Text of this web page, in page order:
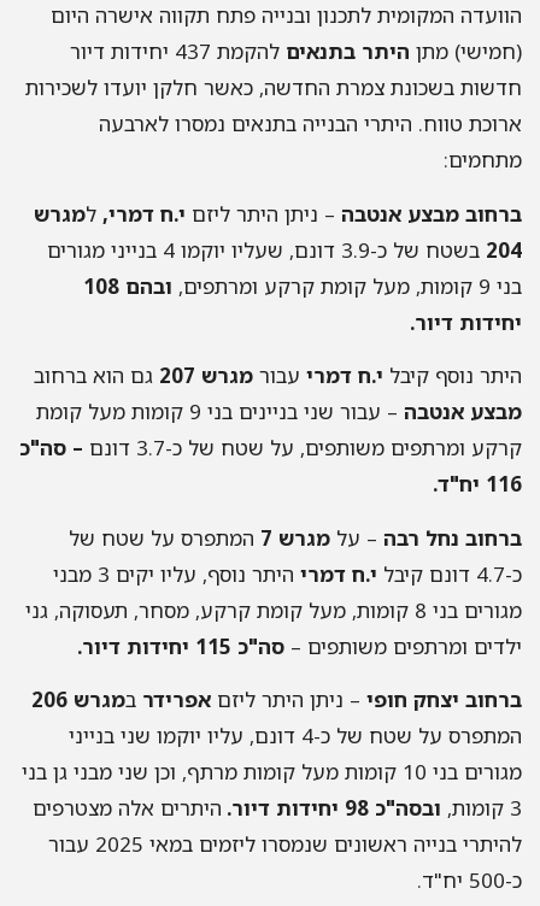
הוועדה המקומית לתכנון ובנייה פתח תקווה אישרה היום
(חמישי) מתן היתר בתנאים
להקמת 437 יחידות דיור
חדשות בשכונת צמרת החדשה, כאשר חלקן יועדו לשכירות
ארוכת טווח. היתרי הבנייה בתנאים נמסרו לארבעה
מתחמים:
ברחוב מבצע אנטבה – ניתן היתר ליזם י.ח דמרי, למגרש
204
בשטח של כ-3.9 דונם, שעליו יוקמו 4 בנייני מגורים
בני 9 קומות, מעל קומת קרקע ומרתפים,
ובהם 108
יחידות דיור.
היתר נוסף קיבל י.ח דמרי עבור מגרש 207
גם הוא ברחוב
מבצע אנטבה
– עבור שני בניינים בני 9 קומות מעל קומת
קרקע ומרתפים משותפים, על שטח של כ-3.7 דונם
– סה"כ
116 יח"ד.
ברחוב נחל רבה – על מגרש 7
המתפרס על שטח של
כ-4.7 דונם קיבל
י.ח דמרי
היתר נוסף, עליו יקים 3 מבני
מגורים בני 8 קומות, מעל קומת קרקע, מסחר, תעסוקה, גני
ילדים ומרתפים משותפים – סה"כ 115 יחידות דיור.
ברחוב יצחק חופי – ניתן היתר ליזם אפרידר במגרש 206
המתפרס על שטח של כ-4 דונם, עליו יוקמו שני בנייני
מגורים בני 10 קומות מעל קומות מרתף, וכן שני מבני גן בני
3 קומות,
ובסה"כ 98 יחידות דיור.
היתרים אלה מצטרפים
להיתרי בנייה ראשונים שנמסרו ליזמים במאי 2025 עבור
כ-500 יח"ד.